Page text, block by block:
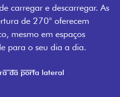
trabalho mais eficiente, onde